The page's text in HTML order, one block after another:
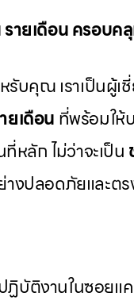
รายเดือน ครอบค
รับคุณ เราเป็นผู้เ
ยเดือน ที่พร้อมให้
หลัก ไม่ว่าจะเป็น
งปลอดภัยและต
บัติงานในซอยแ